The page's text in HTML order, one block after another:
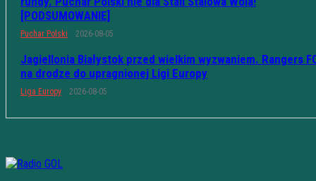
[PODSUMOWANIE]
Puchar Polski 2026-08-05
Jagiellonia Białystok przed wielkim wyzwaniem. Rangers
na drodze do upragnionej Ligi Europy
Liga Europy 2026-08-05